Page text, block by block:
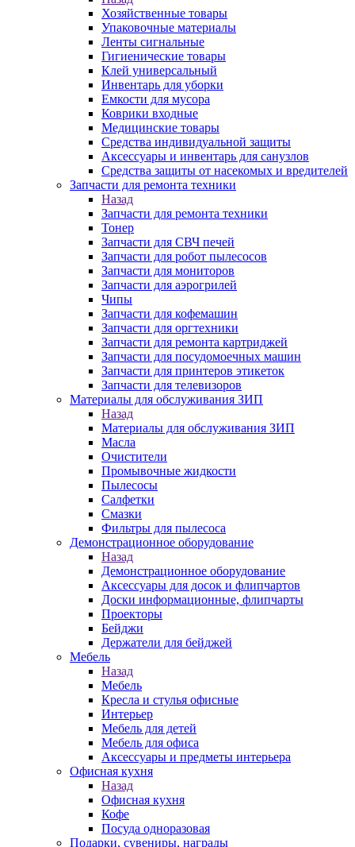
Хозяйственные товары
Упаковочные материалы
Ленты сигнальные
Гигиенические товары
Клей универсальный
Инвентарь для уборки
Емкости для мусора
Коврики входные
Медицинские товары
Средства индивидуальной защиты
Аксессуары и инвентарь для санузлов
Средства защиты от насекомых и вредителей
Запчасти для ремонта техники
Назад
Запчасти для ремонта техники
Тонер
Запчасти для СВЧ печей
Запчасти для робот пылесосов
Запчасти для мониторов
Запчасти для аэрогрилей
Чипы
Запчасти для кофемашин
Запчасти для оргтехники
Запчасти для ремонта картриджей
Запчасти для посудомоечных машин
Запчасти для принтеров этикеток
Запчасти для телевизоров
Материалы для обслуживания ЗИП
Назад
Материалы для обслуживания ЗИП
Масла
Очистители
Промывочные жидкости
Пылесосы
Салфетки
Смазки
Фильтры для пылесоса
Демонстрационное оборудование
Назад
Демонстрационное оборудование
Аксессуары для досок и флипчартов
Доски информационные, флипчарты
Проекторы
Бейджи
Держатели для бейджей
Мебель
Назад
Мебель
Кресла и стулья офисные
Интерьер
Мебель для детей
Мебель для офиса
Аксессуары и предметы интерьера
Офисная кухня
Назад
Офисная кухня
Кофе
Посуда одноразовая
Подарки, сувениры, награды